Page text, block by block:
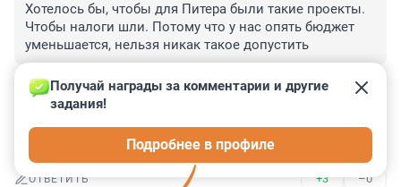
Хотелось бы, чтобы для Питера были такие проекты.
Чтобы налоги шли. Потому что у нас опять бюджет
уменьшается, нельзя никак такое допустить
ОТВЕТИТЬ –0
Гость
Ну так трубу перекрыли
ОТВЕТИТЬ +3 –0
Получай награды за комментарии и другие
задания!
Подробнее в профиле